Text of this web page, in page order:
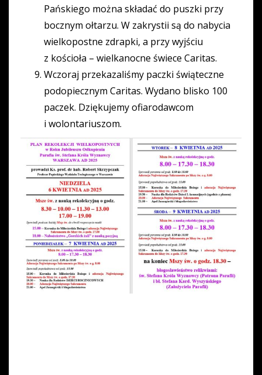
Pańskiego można składać do puszki przy
bocznym ołtarzu. W zakrystii są do nabycia
wielkopostne zdrapki, a przy wyjściu
z kościoła – wielkanocne świece Caritas.
Wczoraj przekazaliśmy paczki świąteczne
podopiecznym Caritas. Wydano blisko 100
paczek. Dziękujemy ofiarodawcom
i wolontariuszom.